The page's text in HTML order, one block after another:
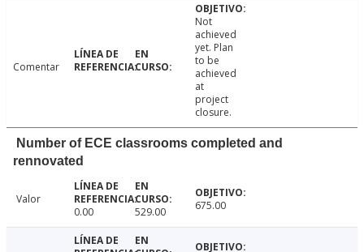
Comentar
Not
achieved
yet. Plan
to be
achieved
at
project
closure.
Number of ECE classrooms completed and
rennovated
Valor
0.00
529.00 675.00